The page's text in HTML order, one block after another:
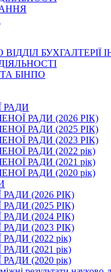
БУХГАЛТЕРІЇ
БІНПО
РАДИ
РАДИ (2026 РІК)
РАДИ (2025 РІК)
РАДИ (2023 РІК)
РАДИ (2022 рік)
РАДИ (2021 рік)
РАДИ (2020 рік)
(2026 РІК)
(2025 РІК)
(2024 РІК)
(2023 РІК)
(2022 рік)
(2021 рік)
(2020 рік)